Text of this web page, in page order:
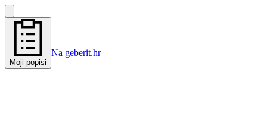
Moji popisi
Na geberit.hr